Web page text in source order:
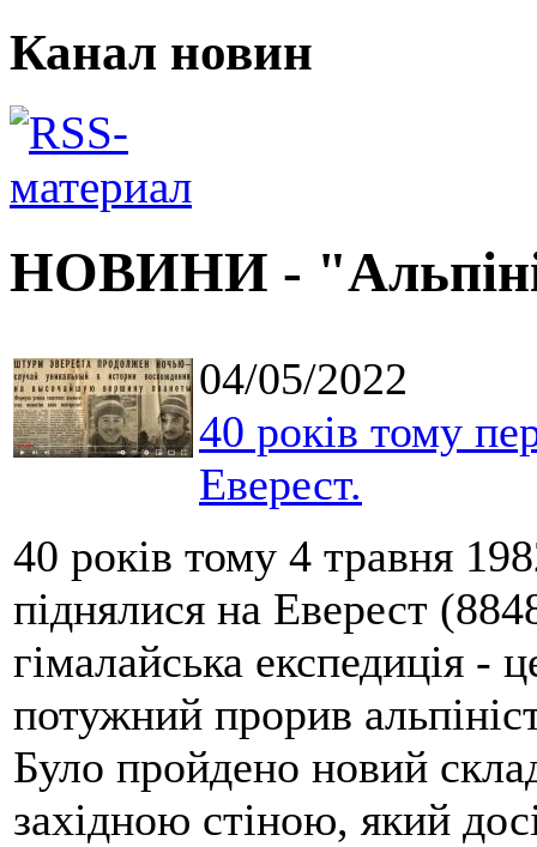
Канал новин
НОВИНИ -
04/05/2022
40 років тому
Еверест.
40 років тому 4 травня
піднялися на Еверест
гімалайська експедиція -
потужний прорив
Було пройдено новий
західною стіною, який